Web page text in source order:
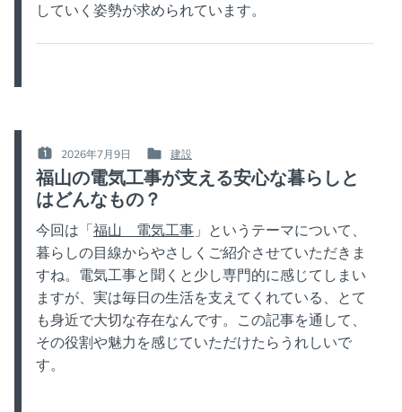
していく姿勢が求められています。
POSTED
ON
:
2026年7月9日
POSTED
IN
建設
福山の電気工事が支える安心な暮らしと
はどんなもの？
今回は「福山 電気工事 」というテーマについて、
暮らしの目線からやさしくご紹介させていただきま
すね。電気工事と聞くと少し専門的に感じてしまい
ますが、実は毎日の生活を支えてくれている、とて
も身近で大切な存在なんです。この記事を通して、
その役割や魅力を感じていただけたらうれしいで
す。